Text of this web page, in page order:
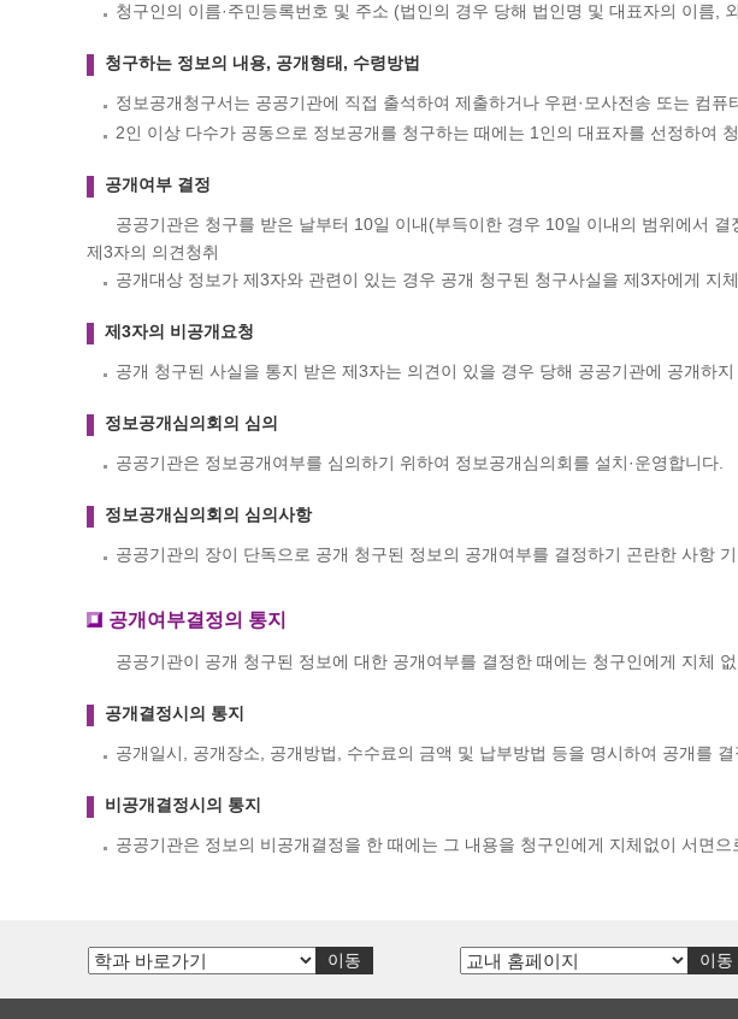
청구인의 이름·주민등록번호 및 주소 (법인의 경우 당해 법인명 및 대표자의 이름,
청구하는 정보의 내용, 공개형태, 수령방법
정보공개청구서는 공공기관에 직접 출석하여 제출하거나 우편·모사전송 또는 컴퓨
2인 이상 다수가 공동으로 정보공개를 청구하는 때에는 1인의 대표자를 선정하여
공개여부 결정
공공기관은 청구를 받은 날부터 10일 이내(부득이한 경우 10일 이내의 범위에서
제3자의 의견청취
공개대상 정보가 제3자와 관련이 있는 경우 공개 청구된 청구사실을 제3자에게 지
제3자의 비공개요청
공개 청구된 사실을 통지 받은 제3자는 의견이 있을 경우 당해 공공기관에 공개하
정보공개심의회의 심의
공공기관은 정보공개여부를 심의하기 위하여 정보공개심의회를 설치·운영합니다.
정보공개심의회의 심의사항
공공기관의 장이 단독으로 공개 청구된 정보의 공개여부를 결정하기 곤란한 사항
공개여부결정의 통지
공공기관이 공개 청구된 정보에 대한 공개여부를 결정한 때에는 청구인에게 지체
공개결정시의 통지
공개일시, 공개장소, 공개방법, 수수료의 금액 및 납부방법 등을 명시하여 공개를
비공개결정시의 통지
공공기관은 정보의 비공개결정을 한 때에는 그 내용을 청구인에게 지체없이 서면